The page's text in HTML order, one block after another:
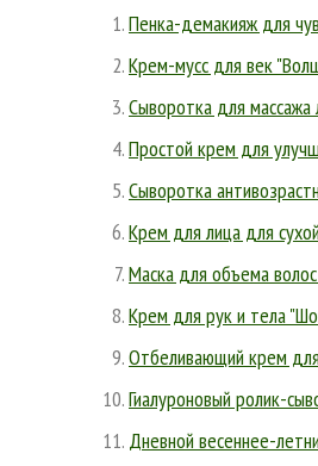
Пенка-демакияж для
Крем-мусс для век
Сыворотка для
Простой крем для
Сыворотка
Крем для лица для
Маска для объема
Крем для рук и тела
Отбеливающий крем
Гиалуроновый ролик-
Дневной весеннее-